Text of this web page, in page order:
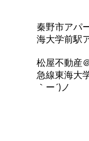
秦野市アパ
海大学前駅
松屋不動産
急線東海大
｀ー´)ノ